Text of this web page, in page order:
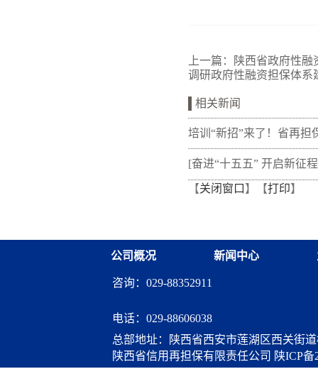
上一篇：
陕西省政府性融
调研政府性融资担保体系
相关新闻
培训“新招”来了！省再担
新"以审代训"， 让政策学
从"听"变"练"
[奋进“十五五” 开启新征
融资担保体系这样做](十
【关闭窗口 】【打印】
公司概况 新闻中心
咨询：029-88352911
电话： 029-88606038
陕西省信用再担保有限责任公司 陕ICP备
总部地址：陕西省西安市莲湖区西关街